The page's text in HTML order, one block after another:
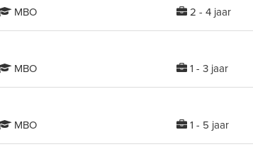
MBO 2 - 4 jaar
MBO 1 - 3 jaar
MBO 1 - 5 jaar